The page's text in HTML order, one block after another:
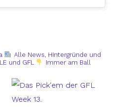
Alle News, Hintergründe und
und GFL Immer am Ball